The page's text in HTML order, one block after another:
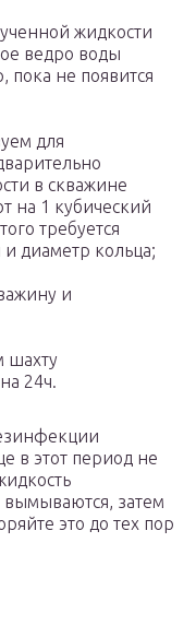
жидкости
ведро воды
пока не появится
для
в скважине
на 1 кубический
требуется
диаметр кольца;
и
шахту
24ч.
в этот период не
вымываются, затем
это до тех пор